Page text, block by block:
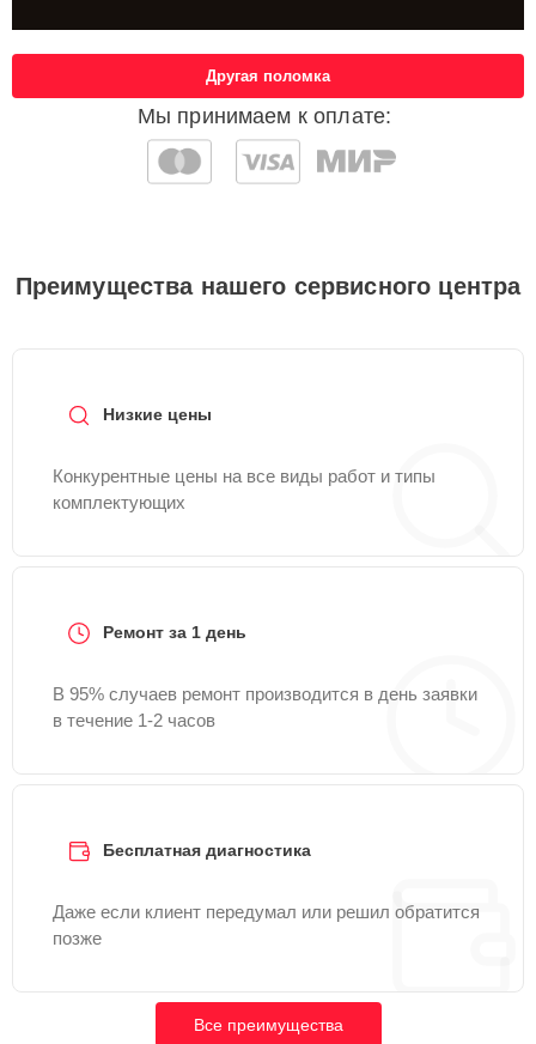
Мы принимаем к оплате:
Другая поломка
Преимущества нашего сервисного центра
Низкие цены
Конкурентные цены на все виды работ и типы
комплектующих
Ремонт за 1 день
В 95% случаев ремонт производится в день заявки
в течение 1-2 часов
Бесплатная диагностика
Даже если клиент передумал или решил обратится
позже
Все преимущества